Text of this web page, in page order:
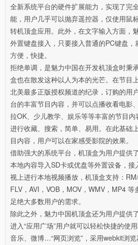
全新系统平台的硬件扩展能力，实现了完
能，用户几乎可以抛弃遥控器，仅使用鼠
转机顶盒应用。此外，在文字输入方面，
外置键盘接入，只要接入普通的PC键盘，
方便，快捷。
拒绝单调，是魅力中国在开发机顶盒时秉
盒也在散发这种以人为本的光芒。在节目
北美最多正版授权频道的纪录，订购的用
台的丰富节目内容，并可以点播收看电影
拉OK、少儿教学、娱乐等等丰富的节目
进行收藏、搜索，简单、易用。在此基础
目内容，用户可以在家感受影院的效果。
借助强大的系统平台，机顶盒为用户提供
本地内容导入SD卡或优盘等外置设备，
视上进行本地视频播放，机顶盒支持：
FLV，AVI，VOB，MOV，WMV，MP4
足绝大多数用户的需求。
除此之外，魅力中国机顶盒还为用户提供
进入“应用广场”用户就可以轻松快捷的使
音乐、微博…“网页浏览”，采用webkit浏